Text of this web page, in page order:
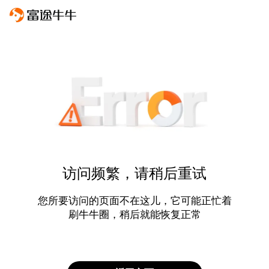
访问频繁，请稍后重试
您所要访问的页面不在这儿，它可能正忙着
刷牛牛圈，稍后就能恢复正常